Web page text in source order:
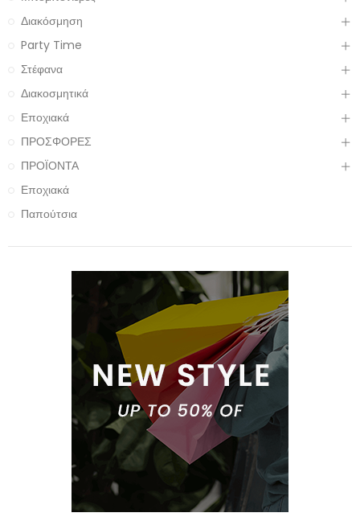
Διακόσμηση
Party Time
Στέφανα
Διακοσμητικά
Εποχιακά
ΠΡΟΣΦΟΡΕΣ
ΠΡΟΪΟΝΤΑ
Εποχιακά
Παπούτσια